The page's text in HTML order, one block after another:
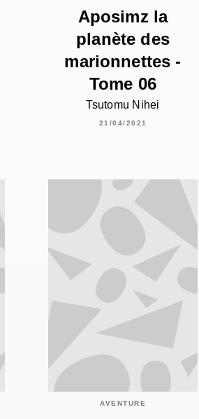
Aposimz la
planète des
marionnettes -
Tome 06
Tsutomu Nihei
21/04/2021
AVENTURE